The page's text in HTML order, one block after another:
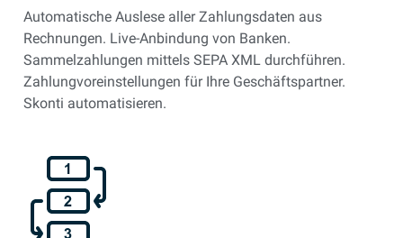
Automatische Auslese aller Zahlungsdaten aus
Rechnungen. Live-Anbindung von Banken.
Sammelzahlungen mittels SEPA XML durchführen.
Zahlungvoreinstellungen für Ihre Geschäftspartner.
Skonti automatisieren.